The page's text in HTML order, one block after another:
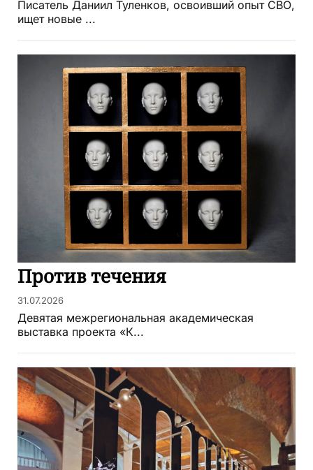
Писатель Даниил Туленков, освоивший опыт СВО,
ищет новые ...
Против течения
31.07.2026
Девятая межрегиональная академическая
выставка проекта «К...